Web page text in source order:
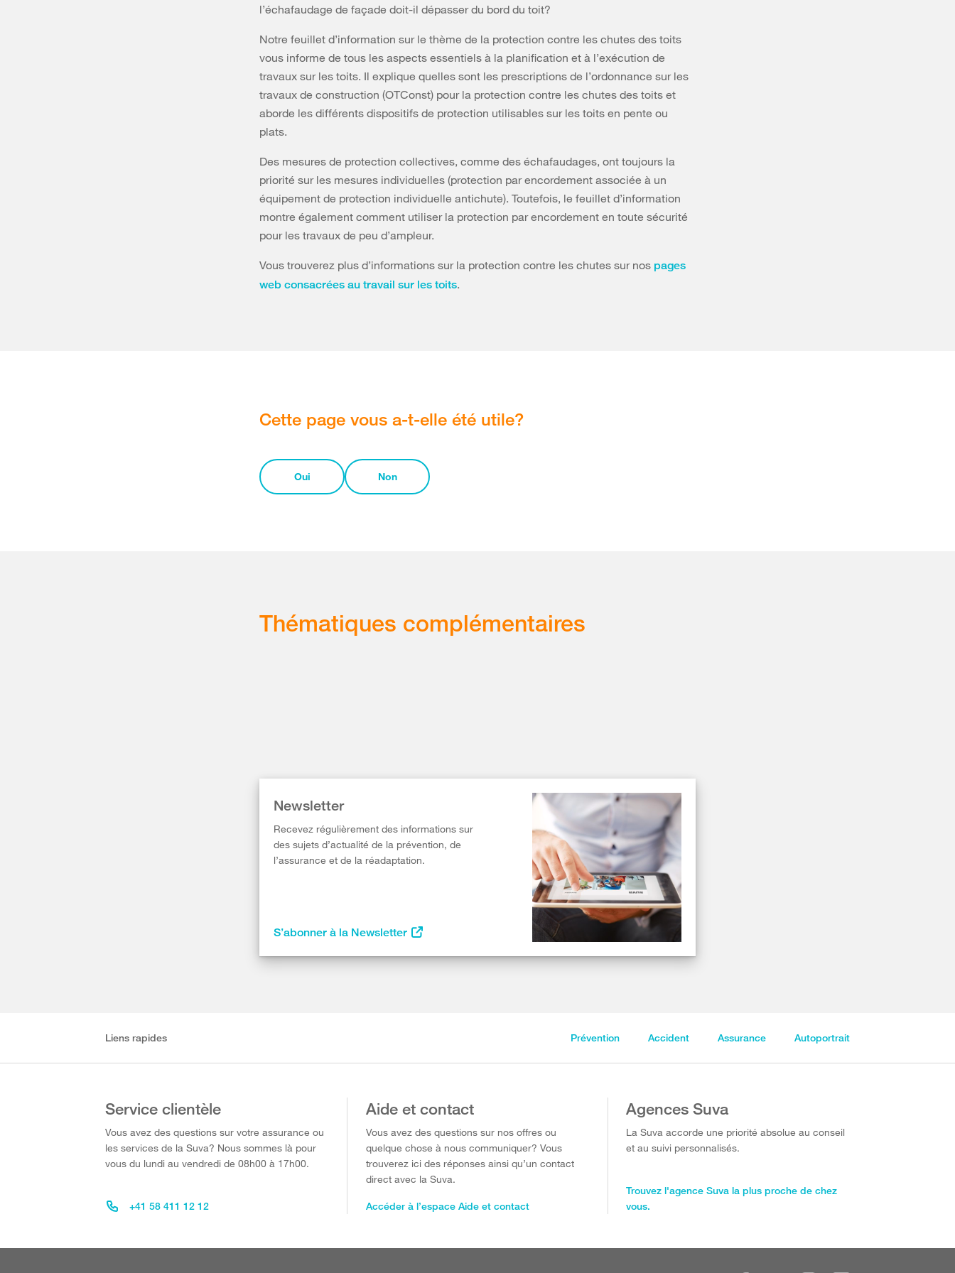
l’échafaudage de façade doit-il dépasser du bord du toit?
Notre feuillet d’information sur le thème de la protection contre les chutes des toits
vous informe de tous les aspects essentiels à la planification et à l’exécution de
travaux sur les toits. Il explique quelles sont les prescriptions de l’ordonnance sur les
travaux de construction (OTConst) pour la protection contre les chutes des toits et
aborde les différents dispositifs de protection utilisables sur les toits en pente ou
plats.
Des mesures de protection collectives, comme des échafaudages, ont toujours la
priorité sur les mesures individuelles (protection par encordement associée à un
équipement de protection individuelle antichute). Toutefois, le feuillet d’information
montre également comment utiliser la protection par encordement en toute sécurité
pour les travaux de peu d’ampleur.
Vous trouverez plus d’informations sur la protection contre les chutes sur nos pages
web consacrées au travail sur les toits.
Cette page vous a-t-elle été utile?
Oui Non
Thématiques complémentaires
Newsletter
Recevez régulièrement des informations sur
des sujets d’actualité de la prévention, de
l’assurance et de la réadaptation.
S’abonner à la Newsletter
Liens rapides Prévention Accident Assurance Autoportrait
Service clientèle
Vous avez des questions sur votre assurance ou
les services de la Suva? Nous sommes là pour
vous du lundi au vendredi de 08h00 à 17h00.
+41 58 411 12 12
Aide et contact
Vous avez des questions sur nos offres ou
quelque chose à nous communiquer? Vous
trouverez ici des réponses ainsi qu’un contact
direct avec la Suva.
Accéder à l’espace Aide et contact
Agences Suva
La Suva accorde une priorité absolue au conseil
et au suivi personnalisés.
Trouvez l'agence Suva la plus proche de chez
vous.